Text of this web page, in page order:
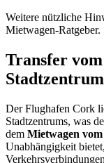
Weitere nützliche
Mietwagen-Ratgeber.
Transfer
Stadtzentrum
Der Flughafen Cork
Stadtzentrums, was
dem Mietwagen
Unabhängigkeit